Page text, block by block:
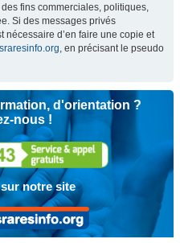
fins commerciales, politiques,
Si des messages privés
nécessaire d’en faire une copie et
, en précisant le pseudo
d'orientation ?
nous !
notre site